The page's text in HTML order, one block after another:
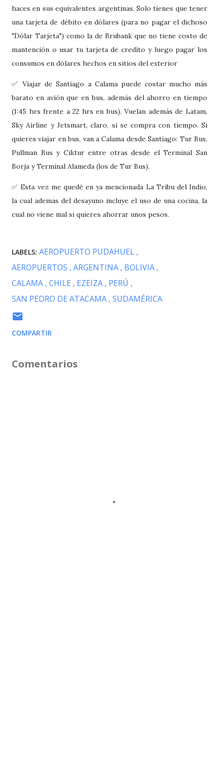
haces en sus equivalentes argentinas. Solo tienes que tener
una tarjeta de débito en dólares (para no pagar el dichoso
"Dólar Tarjeta") como la de Brubank que no tiene costo de
mantención o usar tu tarjeta de credíto y luego pagar los
consumos en dólares hechos en sitios del exterior
✅ Viajar de Santiago a Calama puede costar mucho más
barato en avión que en bus, además del ahorro en tiempo
(1:45 hrs frente a 22 hrs en bus). Vuelan además de Latam,
Sky Airline y Jetsmart, claro, si se compra con tiempo. Si
quieres viajar en bus, van a Calama desde Santiago: Tur Bus,
Pullman Bus y Ciktur entre otras desde el Terminal San
Borja y Terminal Alameda (los de Tur Bus).
✅ Esta vez me quedé en ya mencionada La Tribu del Indio,
la cual ademas del desayuno incluye el uso de una cocina, la
cual no viene mal si quieres ahorrar unos pesos.
LABELS: AEROPUERTO PUDAHUEL
AEROPUERTOS ARGENTINA BOLIVIA
CALAMA CHILE EZEIZA PERÚ
SAN PEDRO DE ATACAMA SUDAMÉRICA
COMPARTIR
Comentarios